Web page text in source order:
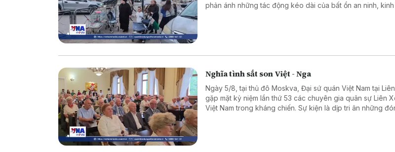
phản ánh những tác động kéo dài của bất ổn an ninh,
Nghĩa tình sắt son Việt - Nga
Ngày 5/8, tại thủ đô Moskva, Đại sứ quán Việt Nam tại
gặp mặt kỷ niệm lần thứ 53 các chuyên gia quân sự Liên
Việt Nam trong kháng chiến. Sự kiện là dịp tri ân những